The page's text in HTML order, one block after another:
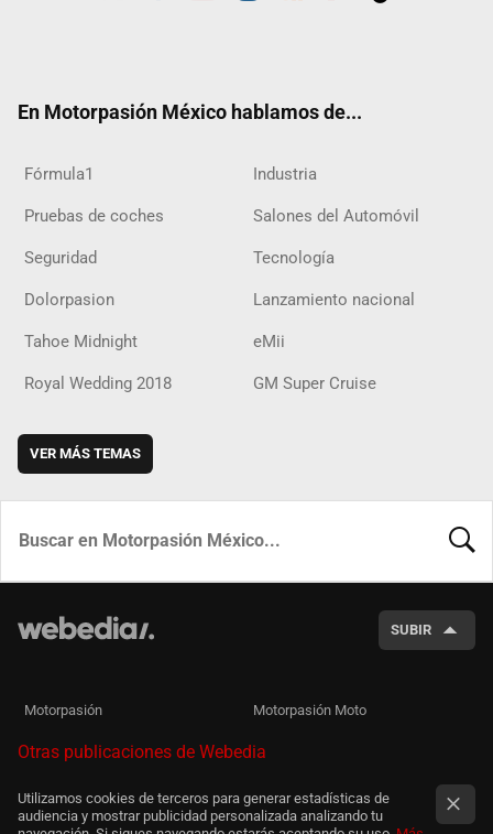
En Motorpasión México hablamos de...
Fórmula1 Industria
Pruebas de coches Salones del Automóvil
Seguridad Tecnología
Dolorpasion Lanzamiento nacional
Tahoe Midnight eMii
Royal Wedding 2018 GM Super Cruise
VER MÁS TEMAS
SUBIR
Motorpasión Motorpasión Moto
Otras publicaciones de Webedia
Utilizamos cookies de terceros para generar estadísticas de
audiencia y mostrar publicidad personalizada analizando tu